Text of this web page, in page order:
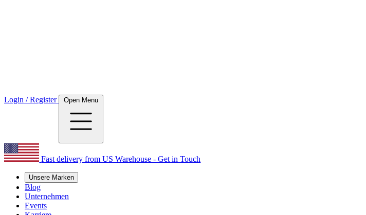
Login / Register Open Menu
Fast delivery from US Warehouse - Get in Touch
Unsere Marken
Blog
Unternehmen
Events